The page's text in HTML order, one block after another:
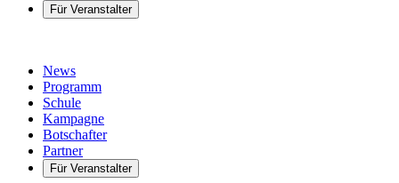
Für Veranstalter
News
Programm
Schule
Kampagne
Botschafter
Partner
Für Veranstalter